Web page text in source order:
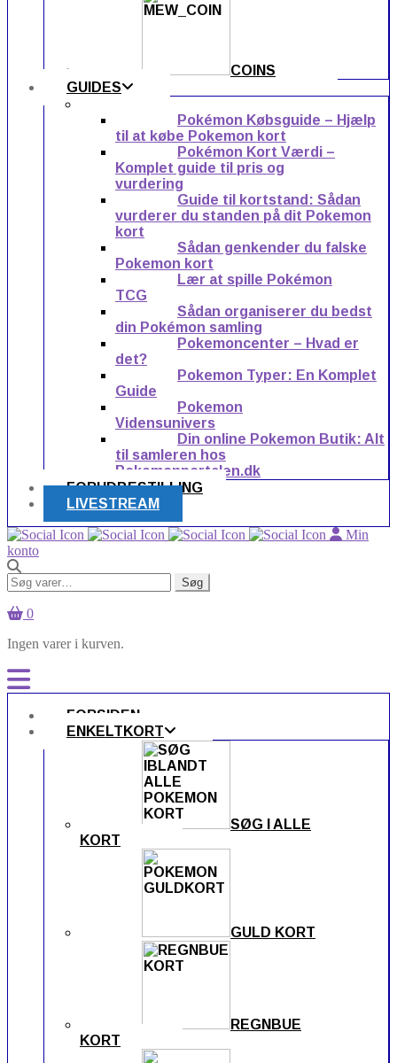
COINS
GUIDES
Pokémon Købsguide – Hjælp
til at købe Pokemon kort
Pokémon Kort Værdi –
Komplet guide til pris og
vurdering
Guide til kortstand: Sådan
vurderer du standen på dit Pokemon
kort
Sådan genkender du falske
Pokemon kort
Lær at spille Pokémon
TCG
Sådan organiserer du bedst
din Pokémon samling
Pokemoncenter – Hvad er
det?
Pokemon Typer: En Komplet
Guide
Pokemon
Vidensunivers
Din online Pokemon Butik: Alt
til samleren hos
Pokemonportalen.dk
FORUDBESTILLING
LIVESTREAM
Min
konto
Søg
efter:
Søg
0
Ingen varer i kurven.
FORSIDEN
ENKELTKORT
SØG I ALLE
KORT
GULD KORT
REGNBUE
KORT